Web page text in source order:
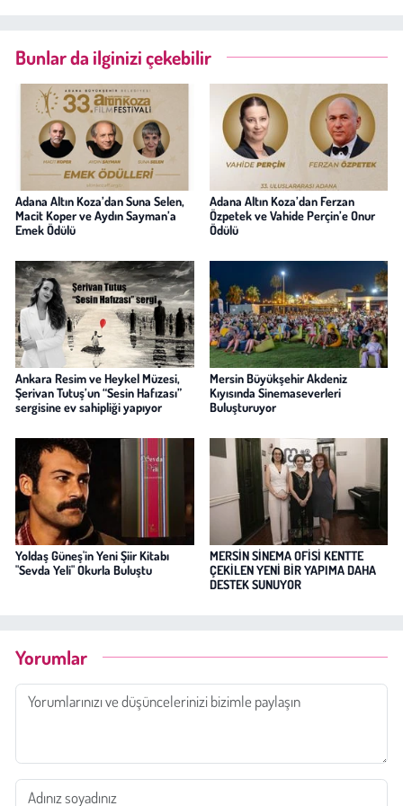
Bunlar da ilginizi çekebilir
Adana Altın Koza’dan Suna Selen,
Macit Koper ve Aydın Sayman’a
Emek Ödülü
Adana Altın Koza’dan Ferzan
Özpetek ve Vahide Perçin’e Onur
Ödülü
Ankara Resim ve Heykel Müzesi,
Şerivan Tutuş’un “Sesin Hafızası”
sergisine ev sahipliği yapıyor
Mersin Büyükşehir Akdeniz
Kıyısında Sinemaseverleri
Buluşturuyor
Yoldaş Güneş'in Yeni Şiir Kitabı
"Sevda Yeli" Okurla Buluştu
MERSİN SİNEMA OFİSİ KENTTE
ÇEKİLEN YENİ BİR YAPIMA DAHA
DESTEK SUNUYOR
Yorumlar